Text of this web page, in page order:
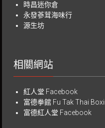
時昌迷你倉
永發蔘茸海味行
源生坊
相關網站
紅人堂 Facebook
富德拳館 Fu Tak Thai
富德紅人堂 Facebook